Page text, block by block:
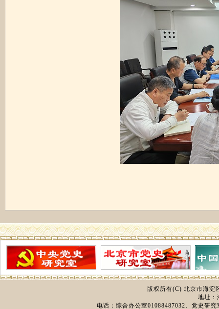
版权所有(C) 北京市海淀
地址：
电话：综合办公室01088487032、党史研